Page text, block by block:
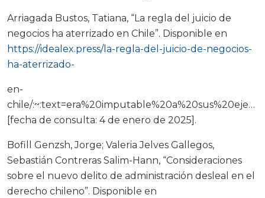
Arriagada Bustos, Tatiana, “La regla del juicio de
negocios ha aterrizado en Chile”. Disponible en
https://idealex.press/la-regla-del-juicio-de-negocios-
ha-aterrizado-
en-
chile/
[fecha de consulta: 4 de enero de 2025].
Bofill Genzsh, Jorge; Valeria Jelves Gallegos,
Sebastián Contreras Salim-Hann, “Consideraciones
sobre el nuevo delito de administración desleal en el
derecho chileno”. Disponible en